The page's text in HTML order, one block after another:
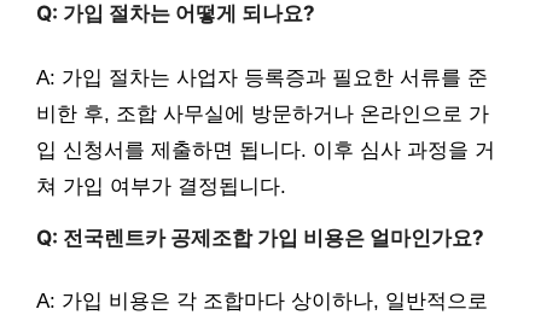
Q: 가입 절차는 어떻게 되나요?
A: 가입 절차는 사업자 등록증과 필요한 서류를 준
비한 후, 조합 사무실에 방문하거나 온라인으로 가
입 신청서를 제출하면 됩니다. 이후 심사 과정을 거
쳐 가입 여부가 결정됩니다.
Q: 전국렌트카 공제조합 가입 비용은 얼마인가요?
A: 가입 비용은 각 조합마다 상이하나, 일반적으로